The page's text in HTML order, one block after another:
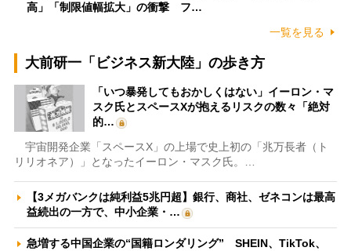
高」「制限値幅拡大」の衝撃 フ…
一覧を見る
大前研一「ビジネス新大陸」の歩き方
「いつ暴発してもおかしくはない」イーロン・マ
スク氏とスペースXが抱えるリスクの数々「絶対
的…
宇宙開発企業「スペースX」の上場で史上初の「兆万長者（ト
リリオネア）」となったイーロン・マスク氏。…
【3メガバンクは純利益5兆円超】銀行、商社、ゼネコンは最高
益続出の一方で、中小企業・…
急増する中国企業の“国籍ロンダリング” SHEIN、TikTok、